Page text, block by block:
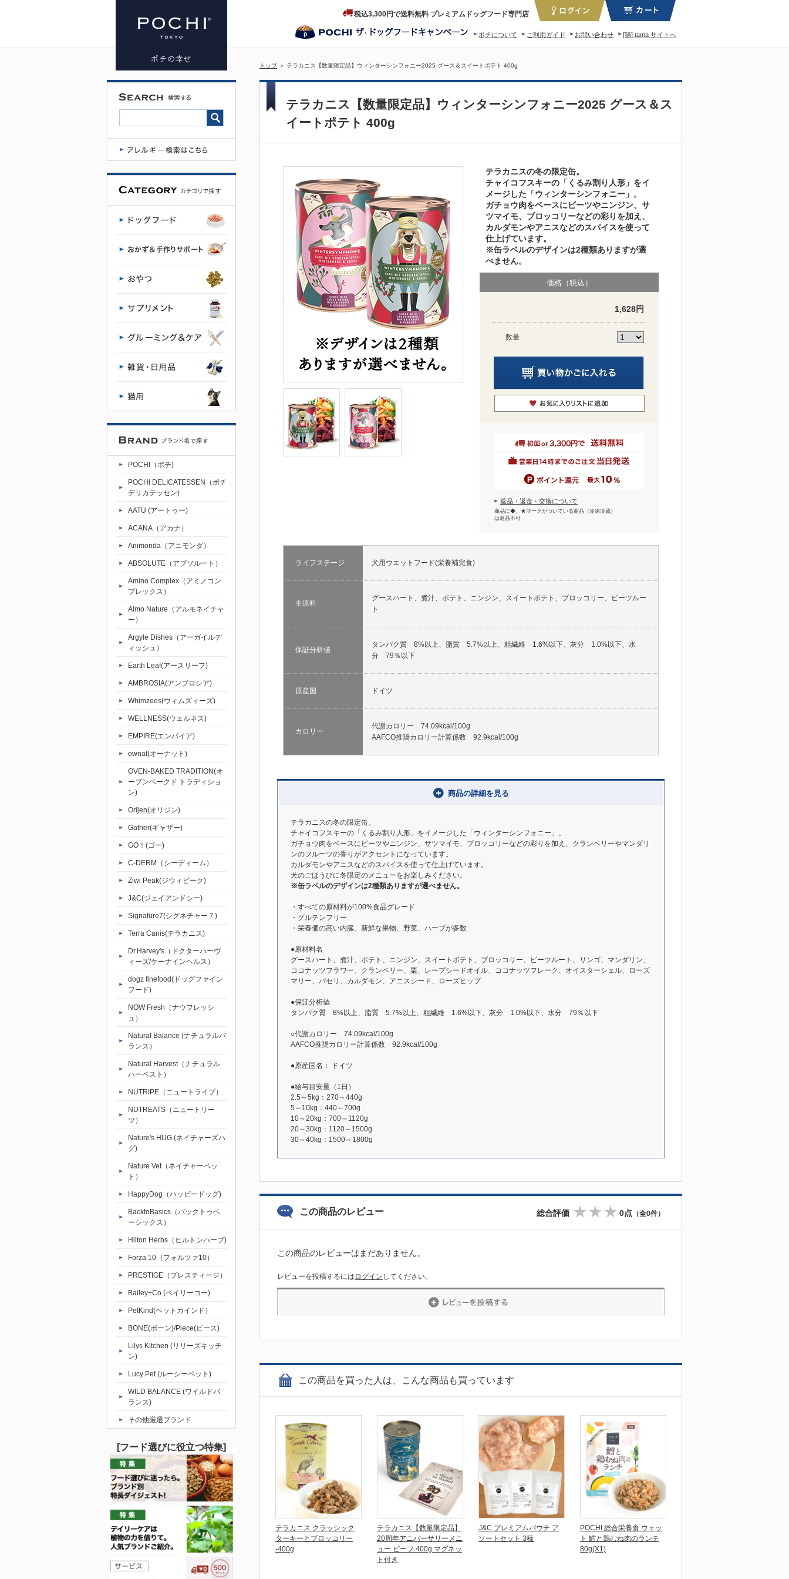
テラカニス
【数量限定
品】ウィン
ターシンフ
ォニー2025
グース＆ス
イートポテ
ト 400g | プ
レミアムド
ッグフード
専門店・通
販 POCHI -
ポチ公式サ
イト
税込3,300円で送料無料 プレミアムドッグフード専門店
[猫] tama サイトへ
お問い合わせ
ご利用ガイド
ポチについて
トップ＞ テラカニス【数量限定品】ウィンターシンフォニー2025 グース＆スイートポテト 400g
POCHI（ポチ)
POCHI DELICATESSEN（ポチ
デリカテッセン)
AATU (アートゥー)
ACANA（アカナ）
Animonda（アニモンダ）
ABSOLUTE（アブソルート）
Amino Complex（アミノコン
プレックス）
Almo Nature（アルモネイチャ
ー）
Argyle Dishes（アーガイルデ
ィッシュ）
Earth Leaf(アースリーフ)
AMBROSIA(アンブロシア)
Whimzees(ウィムズィーズ)
WELLNESS(ウェルネス)
EMPIRE(エンパイア)
ownat(オーナット)
OVEN-BAKED TRADITION(オ
ーブンベークド トラディショ
ン)
Orijen(オリジン)
Gather(ギャザー)
GO！(ゴー)
C-DERM（シーディーム）
Ziwi Peak(ジウィピーク)
J&C(ジェイアンドシー)
Signature7(シグネチャー７)
Terra Canis(テラカニス)
Dr.Harvey's（ドクターハーヴ
ィーズ/ケーナインヘルス）
dogz finefood(ドッグファイン
フード)
NOW Fresh（ナウフレッシ
ュ）
Natural Balance (ナチュラルバ
ランス）
Natural Harvest（ナチュラル
ハーベスト）
NUTRIPE（ニュートライプ）
NUTREATS（ニュートリー
ツ）
Nature's HUG (ネイチャーズハ
グ)
Nature Vet（ネイチャーベッ
ト）
HappyDog（ハッピードッグ)
BacktoBasics（バックトゥベ
ーシックス）
Hilton Herbs（ヒルトンハーブ)
Forza 10（フォルツァ10）
PRESTIGE（プレスティージ）
Bailey+Co (ベイリーコー)
PetKind(ペットカインド）
BONE(ボーン)/Piece(ピース)
Lilys Kitchen (リリーズキッチ
ン)
Lucy Pet (ルーシーペット)
WILD BALANCE (ワイルドバ
ランス)
その他厳選ブランド
[フード選びに役立つ特集]
テラカニス【数量限定品】ウィンターシンフォニー2025 グース＆ス
イートポテト 400g
テラカニスの冬の限定缶。
チャイコフスキーの「くるみ割り人形」をイ
メージした「ウィンターシンフォニー」。
ガチョウ肉をベースにビーツやニンジン、サ
ツマイモ、ブロッコリーなどの彩りを加え、
カルダモンやアニスなどのスパイスを使って
仕上げています。
※缶ラベルのデザインは2種類ありますが選
べません。
価格（税込）
1,628円
数量
返品・返金・交換について
商品に◆、★マークがついている商品（冷凍冷蔵）
は返品不可
ライフステージ 犬用ウエットフード(栄養補完食)
主原料
グースハート、煮汁、ポテト、ニンジン、スイートポテト、ブロッコリー、ビーツルー
ト
保証分析値
タンパク質 8%以上、脂質 5.7%以上、粗繊維 1.6%以下、灰分 1.0%以下、水
分 79％以下
原産国 ドイツ
カロリー
代謝カロリー 74.09kcal/100g
AAFCO推奨カロリー計算係数 92.9kcal/100g
商品の詳細を見る
テラカニスの冬の限定缶。
チャイコフスキーの「くるみ割り人形」をイメージした「ウィンターシンフォニー」。
ガチョウ肉をベースにビーツやニンジン、サツマイモ、ブロッコリーなどの彩りを加え、クランベリーやマンダリ
ンのフルーツの香りがアクセントになっています。
カルダモンやアニスなどのスパイスを使って仕上げています。
犬のごほうびに冬限定のメニューをお楽しみください。
※缶ラベルのデザインは2種類ありますが選べません。
・すべての原材料が100%食品グレード
・グルテンフリー
・栄養価の高い内臓、新鮮な果物、野菜、ハーブが多数
●原材料名
グースハート、煮汁、ポテト、ニンジン、スイートポテト、ブロッコリー、ビーツルート、リンゴ、マンダリン、
ココナッツフラワー、クランベリー、栗、レープシードオイル、ココナッツフレーク、オイスターシェル、ローズ
マリー、パセリ、カルダモン、アニスシード、ローズヒップ
●保証分析値
タンパク質 8%以上、脂質 5.7%以上、粗繊維 1.6%以下、灰分 1.0%以下、水分 79％以下
○代謝カロリー 74.09kcal/100g
AAFCO推奨カロリー計算係数 92.9kcal/100g
●原産国名： ドイツ
●給与目安量（1日）
2.5～5kg：270～440g
5～10kg：440～700g
10～20kg：700～1120g
20～30kg：1120～1500g
30～40kg：1500～1800g
この商品のレビュー 総合評価 0点 （全0件）
この商品のレビューはまだありません。
レビューを投稿するには ログイン してください。
この商品を買った人は、こんな商品も買っています
テラカニス クラッシック
ターキーとブロッコリー
-400g
テラカニス【数量限定品】
20周年アニバーサリーメニ
ュー ビーフ 400g マグネッ
ト付き
J&C プレミアムパウチ ア
ソートセット 3種
POCHI 総合栄養食 ウェッ
ト 鱈と鶏むね肉のランチ
80g(X1)